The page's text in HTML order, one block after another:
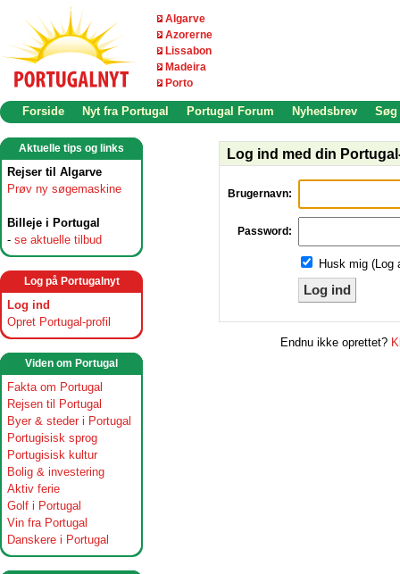
Algarve
Azorerne
Lissabon
Madeira
Porto
Forside Nyt fra Portugal Portugal Forum Nyhedsbrev Søg
Aktuelle tips og links
Rejser til Algarve
Prøv ny søgemaskine
Billeje i Portugal
- se aktuelle tilbud
Log på Portugalnyt
Log ind
Opret Portugal-profil
Viden om Portugal
Fakta om Portugal
Rejsen til Portugal
Byer & steder i Portugal
Portugisisk sprog
Portugisisk kultur
Bolig & investering
Aktiv ferie
Golf i Portugal
Vin fra Portugal
Danskere i Portugal
Log ind med din
Brugernavn:
Password:
Husk mig (Log
Log ind
Endnu ikke oprettet?